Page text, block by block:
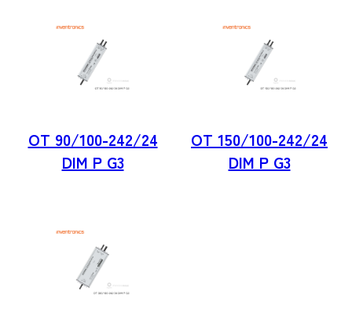
OT 90/100-242/24
DIM P G3
OT 150/100-242/24
DIM P G3